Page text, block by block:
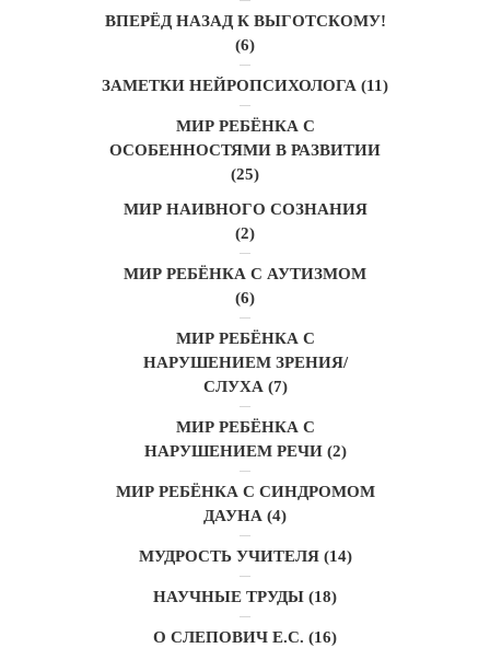
ВПЕРЁД НАЗАД К ВЫГОТСКОМУ!
(6)
ЗАМЕТКИ НЕЙРОПСИХОЛОГА (11)
МИР РЕБЁНКА С
ОСОБЕННОСТЯМИ В РАЗВИТИИ
(25)
МИР НАИВНОГО СОЗНАНИЯ
(2)
МИР РЕБЁНКА С АУТИЗМОМ
(6)
МИР РЕБЁНКА С
НАРУШЕНИЕМ ЗРЕНИЯ/
СЛУХА(7)
МИР РЕБЁНКА С
НАРУШЕНИЕМ РЕЧИ(2)
МИР РЕБЁНКА С СИНДРОМОМ
ДАУНА (4)
МУДРОСТЬ УЧИТЕЛЯ(14)
НАУЧНЫЕ ТРУДЫ (18)
О СЛЕПОВИЧ Е.С. (16)